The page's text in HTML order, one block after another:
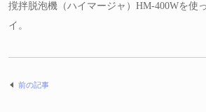
撹拌脱泡機（ハイマージャ）HM-400Wを使
イ。
前の記事